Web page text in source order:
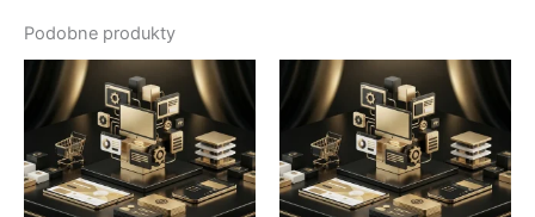
Podobne produkty